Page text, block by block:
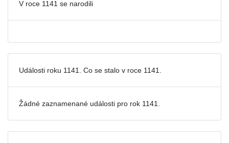
V roce 1141 se narodili
Události roku 1141. Co se stalo v roce 1141.
Žádné zaznamenané události pro rok 1141.